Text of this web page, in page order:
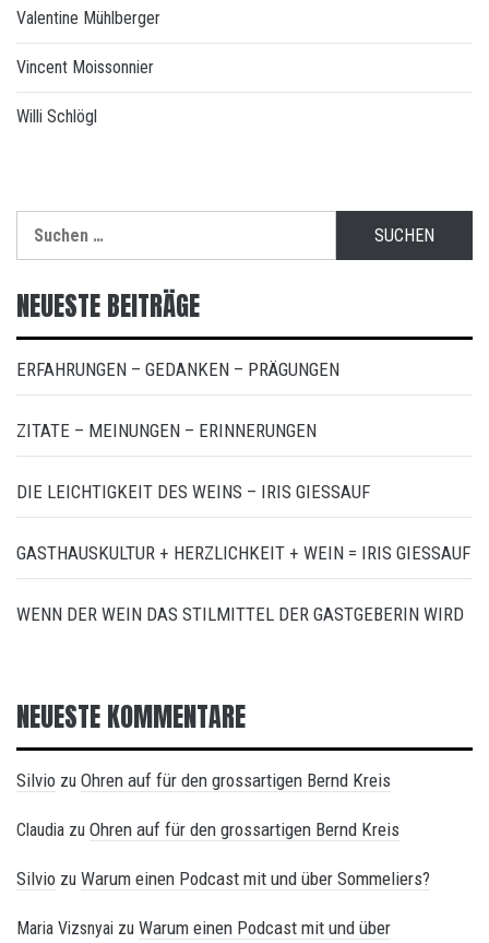
Valentine Mühlberger
Vincent Moissonnier
Willi Schlögl
NEUESTE BEITRÄGE
ERFAHRUNGEN – GEDANKEN – PRÄGUNGEN
ZITATE – MEINUNGEN – ERINNERUNGEN
DIE LEICHTIGKEIT DES WEINS – IRIS GIESSAUF
GASTHAUSKULTUR + HERZLICHKEIT + WEIN = IRIS GIESSAUF
WENN DER WEIN DAS STILMITTEL DER GASTGEBERIN WIRD
NEUESTE KOMMENTARE
Silvio zu Ohren auf für den grossartigen Bernd Kreis
Claudia zu Ohren auf für den grossartigen Bernd Kreis
Silvio zu Warum einen Podcast mit und über Sommeliers?
Maria Vizsnyai zu Warum einen Podcast mit und über